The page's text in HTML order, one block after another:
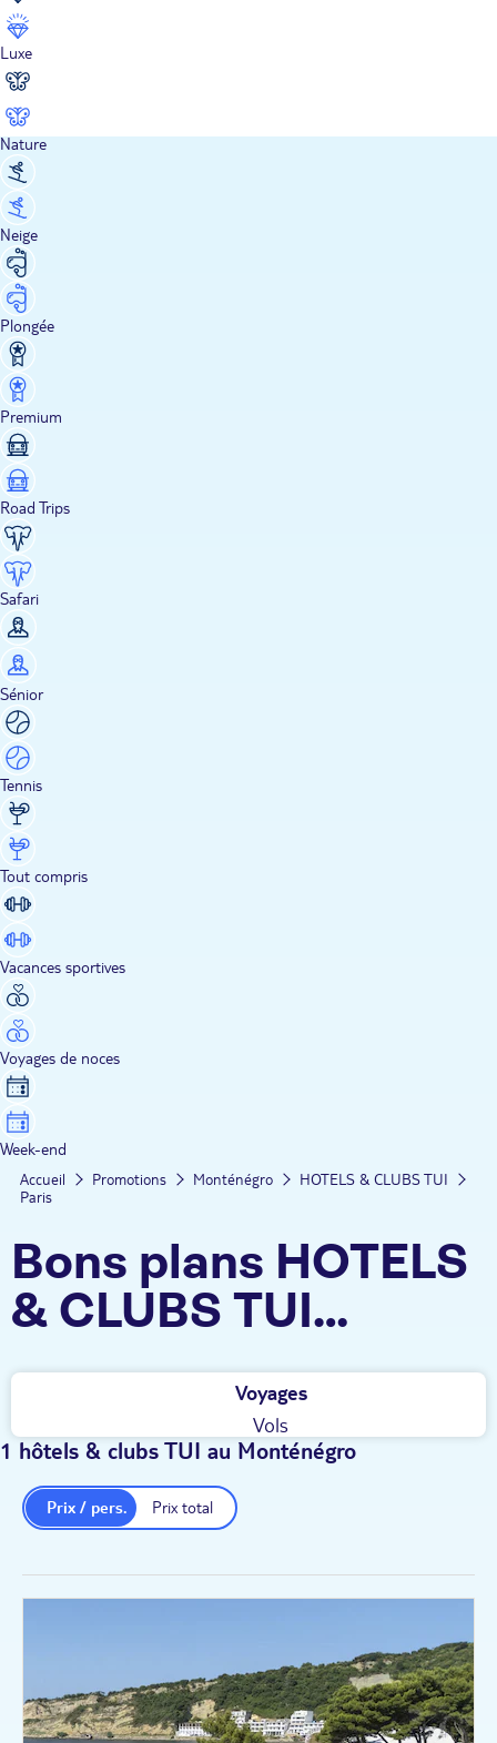
Luxe
Nature
Neige
Plongée
Premium
Road Trips
Safari
Sénior
Tennis
Tout compris
Vacances sportives
Voyages de noces
Week-end
Accueil Promotions Monténégro
HOTELS & CLUBS TUI
Paris
Bons plans HOTELS
& CLUBS TUI
Monténégro au
départ de Paris
Voyages
Vols
1 hôtels & clubs TUI au Monténégro
Prix total
Prix / pers.